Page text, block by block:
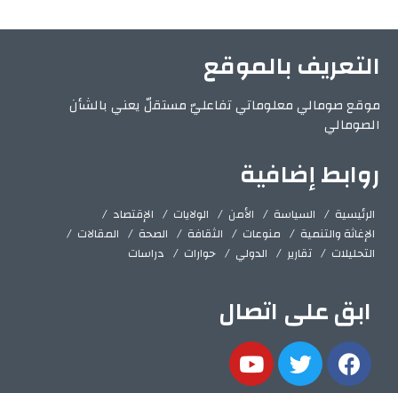
التعريف بالموقع
موقع صومالي معلوماتي تفاعليّ مستقلّ يعني بالشأن
الصومالي
روابط إضافية
الرئيسية السياسة الأمن الولايات
الإقتصاد
الإغاثة والتنمية
منوعات الثقافة الصحة
المقالات
التحليلات
تقارير الدولي حوارات دراسات
ابق على اتصال